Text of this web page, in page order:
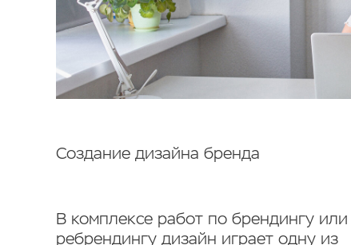
Создание дизайна бренда
В комплексе работ по брендингу или
ребрендингу дизайн играет одну из